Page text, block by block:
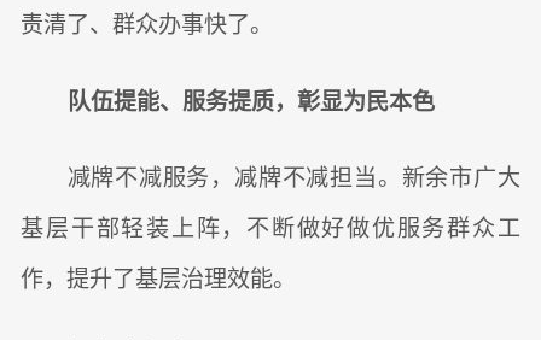
责清了、群众办事快了。
队伍提能、服务提质，彰显为民本色
减牌不减服务，减牌不减担当。新余市广大
基层干部轻装上阵，不断做好做优服务群众工
作，提升了基层治理效能。